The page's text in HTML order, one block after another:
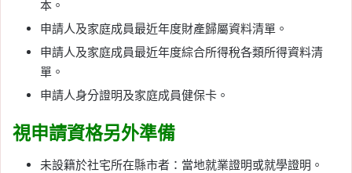
本。
申請人及家庭成員最近年度財產歸屬資料清單。
申請人及家庭成員最近年度綜合所得稅各類所得資料清
單。
申請人身分證明及家庭成員健保卡。
視申請資格另外準備
未設籍於社宅所在縣市者：當地就業證明或就學證明。